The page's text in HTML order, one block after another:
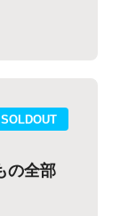
SOLDOUT
の全部